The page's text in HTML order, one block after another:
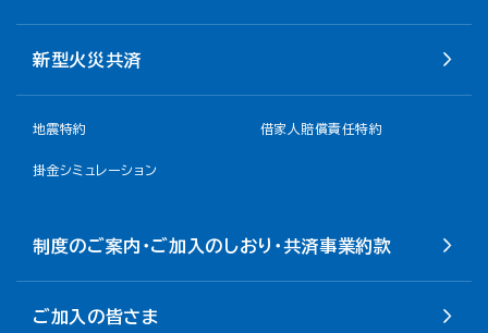
新型火災共済
地震特約 借家人賠償責任特約
掛金シミュレーション
制度のご案内・ご加入のしおり・共済事業約款
ご加入の皆さま